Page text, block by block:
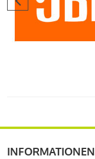
INFORMATIONEN